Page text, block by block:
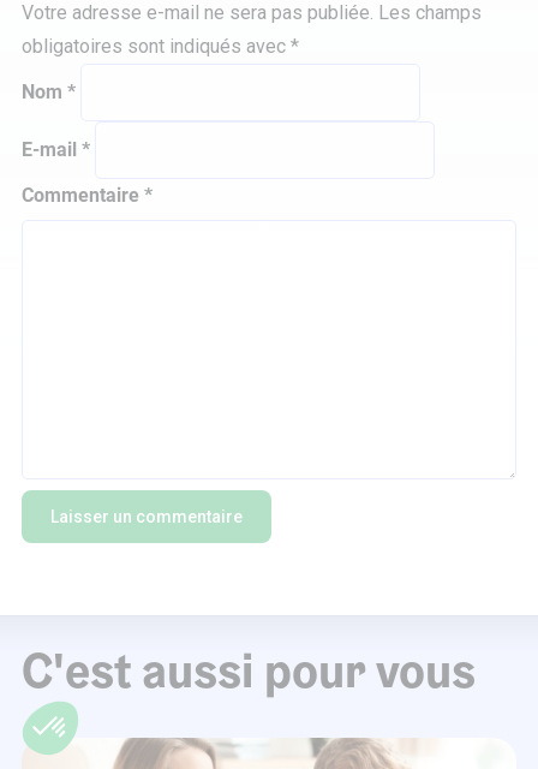
Votre adresse e-mail ne sera pas publiée. Les champs
obligatoires sont indiqués avec *
Commentaire *
Nom *
E-mail *
C'est aussi pour vous